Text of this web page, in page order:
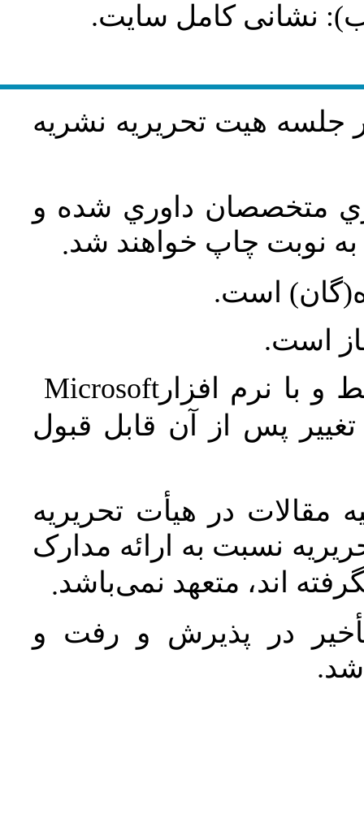
نشانی کامل سایت.
جلسه هيت تحريريه نشريه
متخصصان داوري شده و
نوبت چاپ خواهند شد.
است.
است.
و با نرم افزارMicrosoft
پس از آن قابل قبول
مقالات در هیأت تحریریه
نسبت به ارائه مدارک
اند، متعهد نمی‌باشد.
در پذیرش و رفت و
شد.